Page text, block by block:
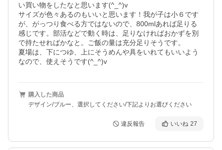
い買い物をしたなと思います(^_^)v
サイズが色々あるのもいいと思います！我が子は小６です
が、がっつり食べる方ではないので、800mlあれば足りる
感じです。部活などで動く時は、足りなければおかずを別
で持たせればかなと。ご飯の量は充分足りそうです。
夏場は、下につゆ、上にそうめんや具をいれてもいいよう
なので、使えそうです(^_^)v
購入した商品
デザイン/ブルー、選択してください/下記よりお選びください
違反報告 いいね 27